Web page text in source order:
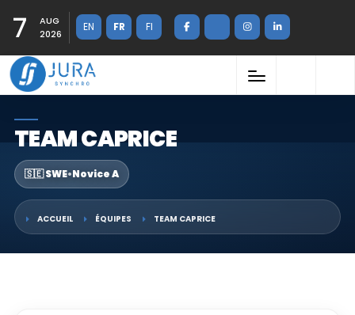
7
AUG
2026
EN FR FI
TEAM CAPRICE
🇸🇪 SWE•Novice A
ACCUEIL ÉQUIPES TEAM CAPRICE